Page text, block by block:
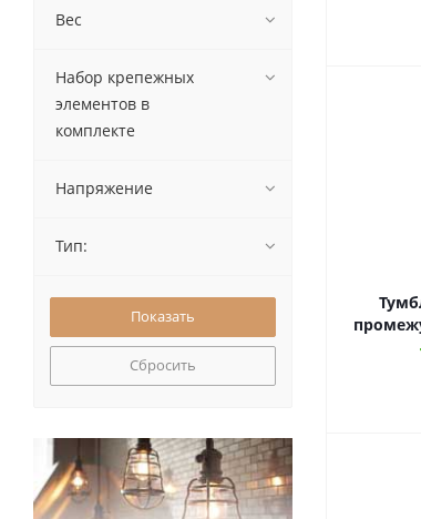
Вес
Набор крепежных
элементов в
комплекте
Напряжение
Тип:
Сбросить